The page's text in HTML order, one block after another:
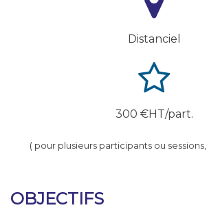
Distanciel
300 €HT/part.
( pour plusieurs participants ou
OBJECTIFS